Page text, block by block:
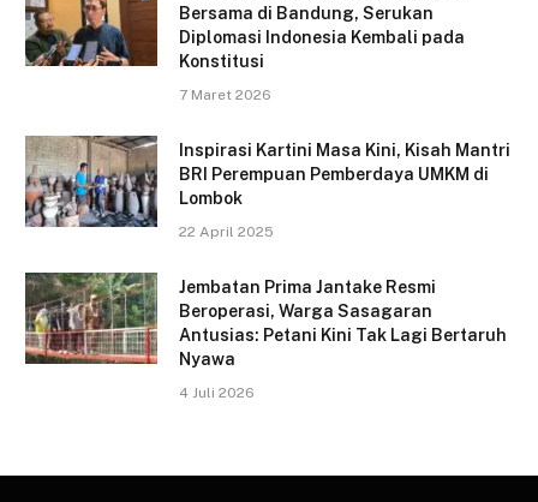
Bersama di Bandung, Serukan
Diplomasi Indonesia Kembali pada
Konstitusi
7 Maret 2026
Inspirasi Kartini Masa Kini, Kisah Mantri
BRI Perempuan Pemberdaya UMKM di
Lombok
22 April 2025
Jembatan Prima Jantake Resmi
Beroperasi, Warga Sasagaran
Antusias: Petani Kini Tak Lagi Bertaruh
Nyawa
4 Juli 2026